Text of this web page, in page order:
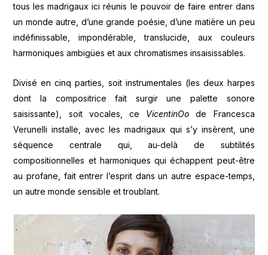
tous les madrigaux ici réunis le pouvoir de faire entrer dans
un monde autre, d’une grande poésie, d’une matière un peu
indéfinissable, impondérable, translucide, aux couleurs
harmoniques ambigües et aux chromatismes insaisissables.
Divisé en cinq parties, soit instrumentales (les deux harpes
dont la compositrice fait surgir une palette sonore
saisissante), soit vocales, ce VicentinOo de Francesca
Verunelli installe, avec les madrigaux qui s’y insèrent, une
séquence centrale qui, au-delà de subtilités
compositionnelles et harmoniques qui échappent peut-être
au profane, fait entrer l’esprit dans un autre espace-temps,
un autre monde sensible et troublant.